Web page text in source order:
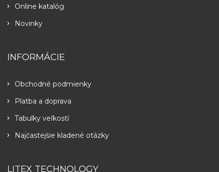
Online katalóg
Novinky
INFORMÁCIE
Obchodné podmienky
Platba a doprava
Tabulky veľkostí
Najčastejšie kladené otázky
LITEX TECHNOLOGY